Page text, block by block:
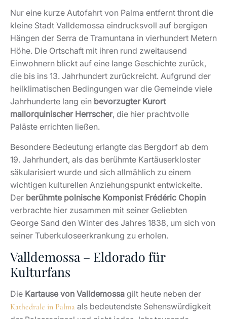
Nur eine kurze Autofahrt von Palma entfernt thront die
kleine Stadt Valldemossa eindrucksvoll auf bergigen
Hängen der Serra de Tramuntana in vierhundert Metern
Höhe. Die Ortschaft mit ihren rund zweitausend
Einwohnern blickt auf eine lange Geschichte zurück,
die bis ins 13. Jahrhundert zurückreicht. Aufgrund der
heilklimatischen Bedingungen war die Gemeinde viele
Jahrhunderte lang ein bevorzugter Kurort
mallorquinischer Herrscher, die hier prachtvolle
Paläste errichten ließen.
Besondere Bedeutung erlangte das Bergdorf ab dem
19. Jahrhundert, als das berühmte Kartäuserkloster
säkularisiert wurde und sich allmählich zu einem
wichtigen kulturellen Anziehungspunkt entwickelte.
Der berühmte polnische Komponist Frédéric Chopin
verbrachte hier zusammen mit seiner Geliebten
George Sand den Winter des Jahres 1838, um sich von
seiner Tuberkuloseerkrankung zu erholen.
Valldemossa – Eldorado für
Kulturfans
Die Kartause von Valldemossa gilt heute neben der
Kathedrale in Palma als bedeutendste Sehenswürdigkeit